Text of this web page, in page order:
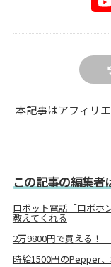
本記事はアフィリ
この記事の編集者
ロボット電話「ロボホ
教えてくれる
2万9800円で買える！
時給1500円のPepper